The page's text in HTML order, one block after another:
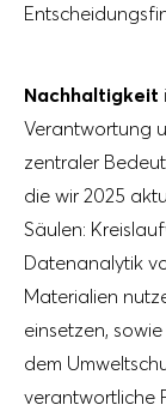
Nachhaltigkeit
Verantwortung
zentraler
die wir 2025
Säulen:
Datenanalytik
Materialien
einsetzen,
dem
verantwortliche